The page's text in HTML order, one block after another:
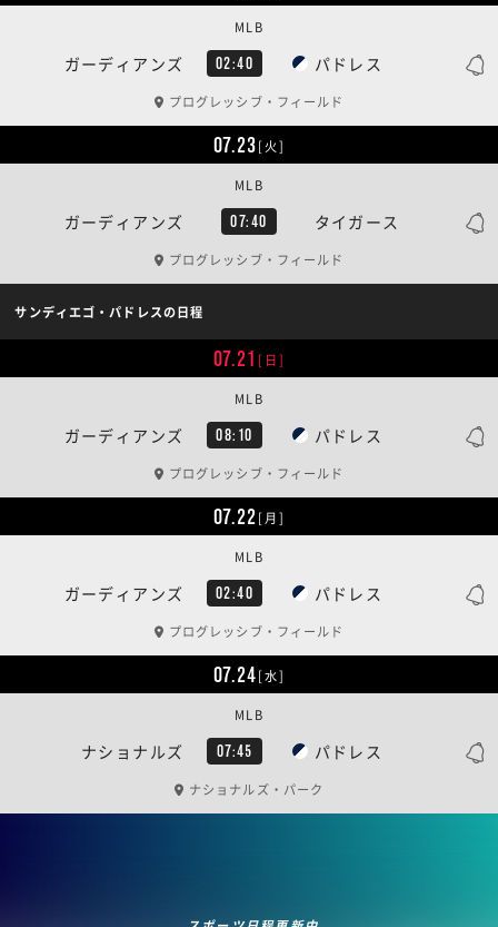
ガーディアンズ 02:40 パドレス
MLB
プログレッシブ・フィールド
07.23[火]
ガーディアンズ 07:40 タイガース
MLB
プログレッシブ・フィールド
サンディエゴ・パドレスの日程
07.21 [日]
ガーディアンズ 08:10 パドレス
MLB
プログレッシブ・フィールド
07.22[月]
ガーディアンズ 02:40 パドレス
MLB
プログレッシブ・フィールド
07.24[水]
ナショナルズ 07:45 パドレス
MLB
ナショナルズ・パーク